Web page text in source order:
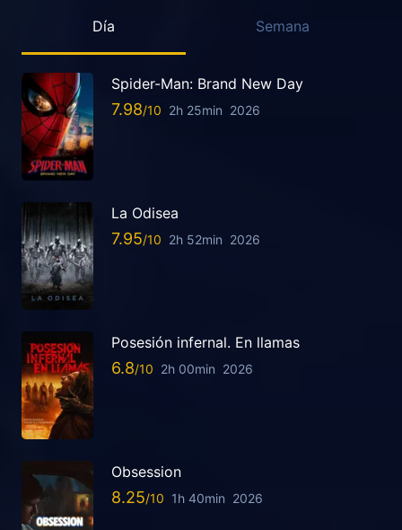
Día Semana
Spider-Man: Brand New Day
7.98 2h 25min 2026
La Odisea
7.95 2h 52min 2026
Posesión infernal. En llamas
6.8 2h 00min 2026
Obsession
8.25 1h 40min 2026